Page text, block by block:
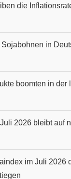
die
in
boomten in der
2026 bleibt auf
im Juli 2026